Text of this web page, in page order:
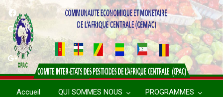
Aller
contenu
principal
Accueil QUI SOMMES NOUS PROGRAMMES